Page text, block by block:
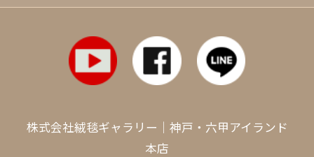
株式会社絨毯ギャラリー｜神戸・六甲アイランド
本店